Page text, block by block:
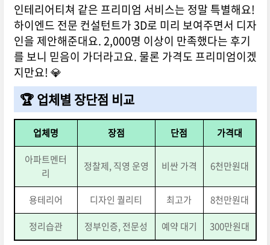
인테리어티쳐 같은 프리미엄 서비스는 정말 특별해요!
하이엔드 전문 컨설턴트가 3D로 미리 보여주면서 디자
인을 제안해준대요. 2,000명 이상이 만족했다는 후기
를 보니 믿음이 가더라고요. 물론 가격도 프리미엄이겠
지만요! 💎
🏆 업체별 장단점 비교
업체명 장점 단점
가격대
아파트멘터
리
정찰제, 직영 운영 비싼 가격 6천만원대
용테리어 디자인 퀄리티 최고가
8천만원대
정리습관
정부인증, 전문성 예약 대기 300만원대